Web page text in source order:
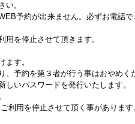
い。
予約が出来ません。必ずお電話で
を停止させて頂きます。
ます。
予約を第３者が行う事はおやめく
いパスワードを発行いたします。
利用を停止させて頂く事があります